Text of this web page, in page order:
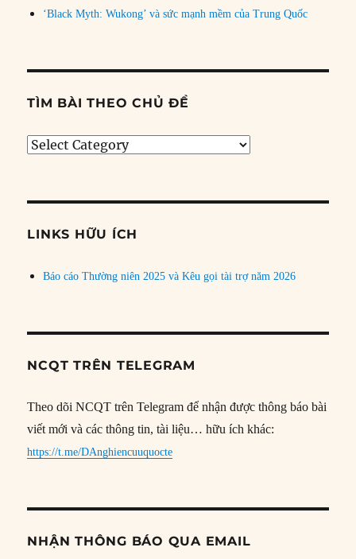
‘Black Myth: Wukong’ và sức mạnh mềm của Trung Quốc
TÌM BÀI THEO CHỦ ĐỀ
Tìm
đề
LINKS HỮU ÍCH
Báo cáo Thường niên 2025 và Kêu gọi tài trợ năm 2026
NCQT TRÊN TELEGRAM
Theo dõi NCQT trên Telegram để nhận được thông báo bài
viết mới và các thông tin, tài liệu… hữu ích khác:
https://t.me/DAnghiencuuquocte
NHẬN THÔNG BÁO QUA EMAIL